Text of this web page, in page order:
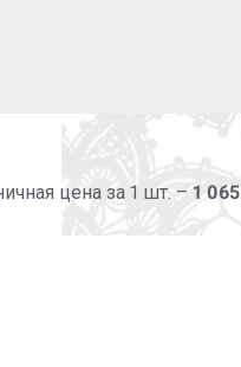
цена за 1 шт. – 1